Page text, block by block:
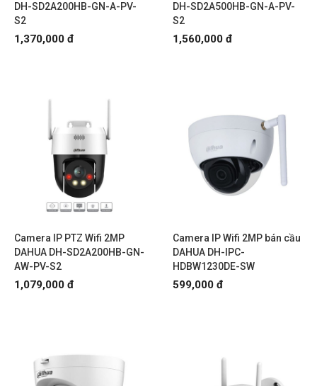
DH-SD2A200HB-GN-A-PV-
S2
1,370,000 đ
DH-SD2A500HB-GN-A-PV-
S2
1,560,000 đ
Camera IP PTZ Wifi 2MP
DAHUA DH-SD2A200HB-GN-
AW-PV-S2
1,079,000 đ
Camera IP Wifi 2MP bán cầu
DAHUA DH-IPC-
HDBW1230DE-SW
599,000 đ